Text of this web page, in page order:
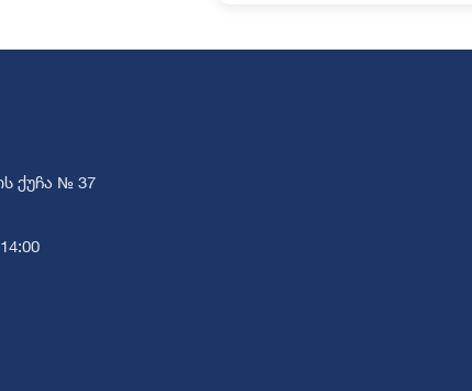
ქუჩა № 37